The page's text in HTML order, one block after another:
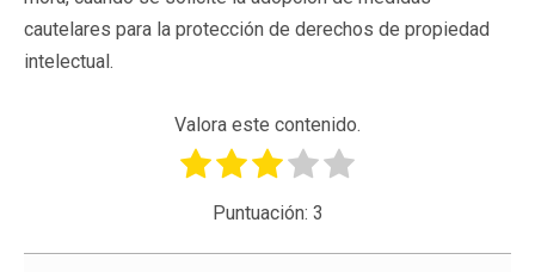
cautelares para la protección de derechos de propiedad
intelectual.
Valora este contenido.
Puntuación: 3